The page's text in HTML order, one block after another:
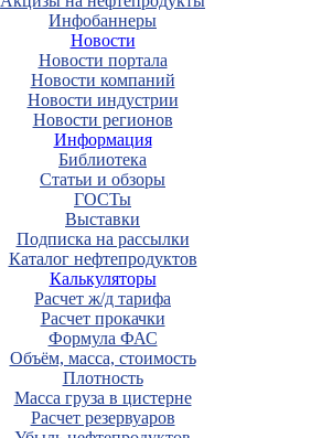
Инфобаннеры
Новости
Новости портала
Новости компаний
Новости индустрии
Новости регионов
Информация
Библиотека
Статьи и обзоры
ГОСТы
Выставки
Подписка на рассылки
Каталог нефтепродуктов
Калькуляторы
Расчет ж/д тарифа
Расчет прокачки
Формула ФАС
Объём, масса, стоимость
Плотность
Масса груза в цистерне
Расчет резервуаров